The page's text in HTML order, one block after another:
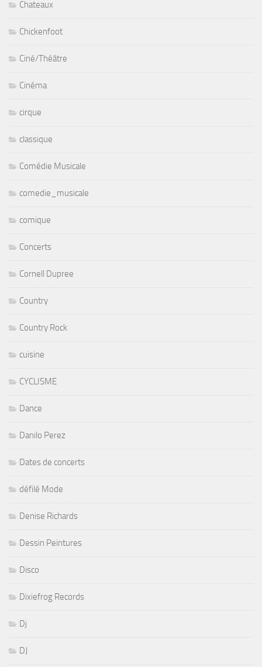
Chateaux
Chickenfoot
Ciné/Théâtre
Cinéma
cirque
classique
Comédie Musicale
comedie_musicale
comique
Concerts
Cornell Dupree
Country
Country Rock
cuisine
CYCLISME
Dance
Danilo Perez
Dates de concerts
défilé Mode
Denise Richards
Dessin Peintures
Disco
Dixiefrog Records
Dj
DJ